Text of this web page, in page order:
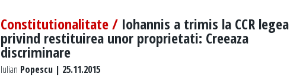
Constitutionalitate / Iohannis a trimis la CCR legea
privind restituirea unor proprietati: Creeaza
discriminare
Iulian Popescu | 25.11.2015